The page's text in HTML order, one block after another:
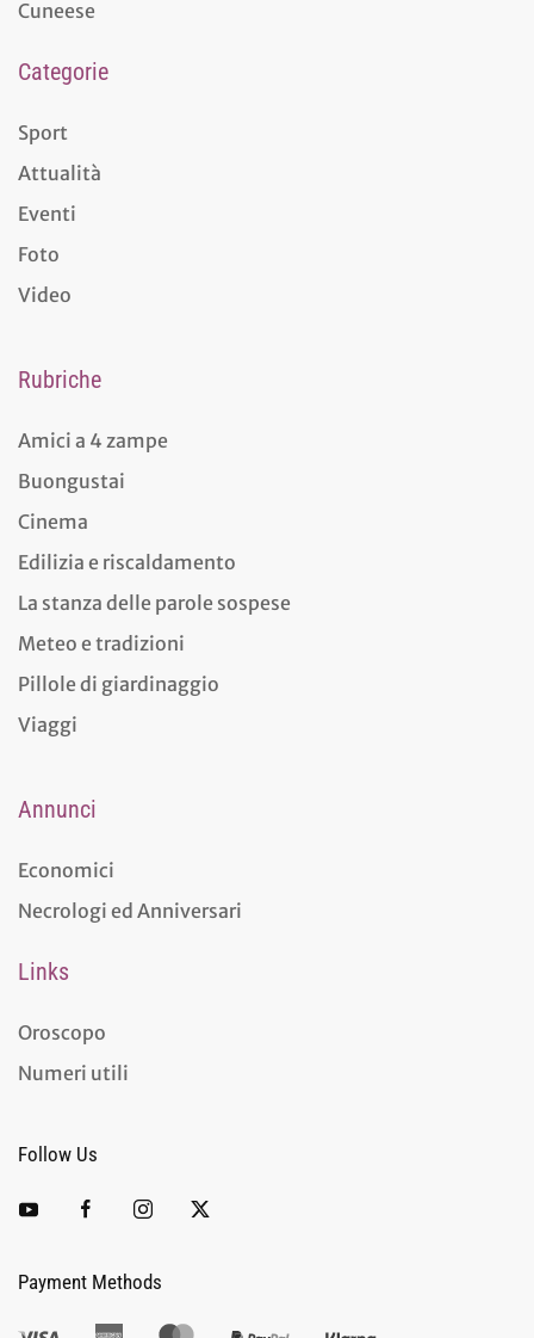
Cuneese
Categorie
Sport
Attualità
Eventi
Foto
Video
Rubriche
Amici a 4 zampe
Buongustai
Cinema
Edilizia e riscaldamento
La stanza delle parole sospese
Meteo e tradizioni
Pillole di giardinaggio
Viaggi
Annunci
Economici
Necrologi ed Anniversari
Links
Oroscopo
Numeri utili
Follow Us
Payment Methods